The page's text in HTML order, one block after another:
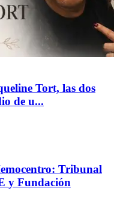
Tort, las dos
de u...
Tribunal
y Fundación